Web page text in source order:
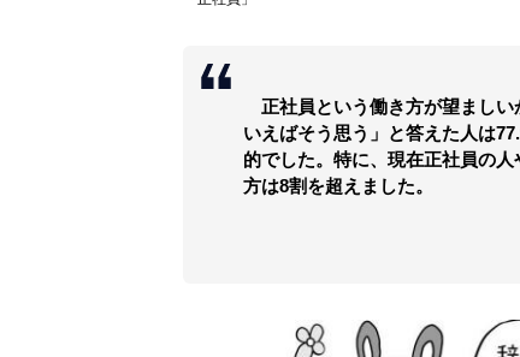
正社員という働き方が望ましい
いえばそう思う」と答えた人は
的でした。特に、現在正社員の
方は8割を超えました。